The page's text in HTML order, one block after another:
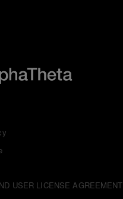
USER LICENSE AGREEMENT